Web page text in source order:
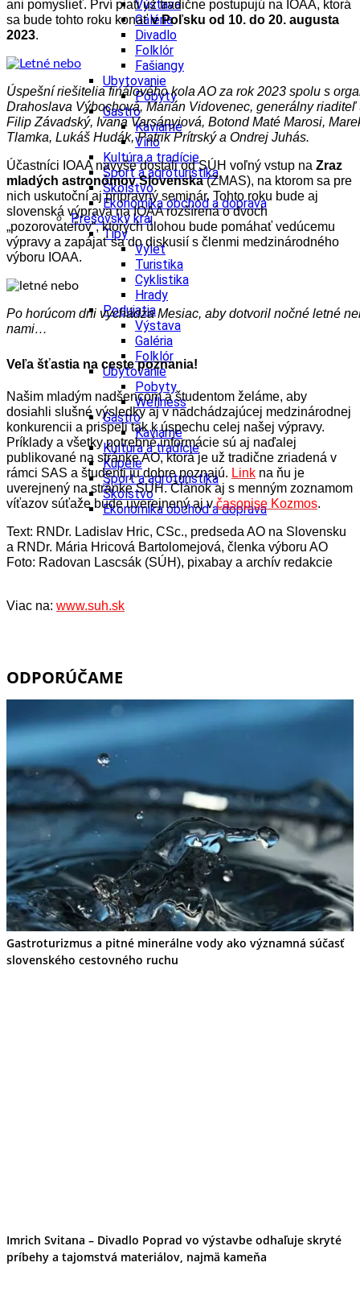
Výstava
Galéria
Divadlo
Folklór
Fašiangy
Ubytovanie
Pobyty
Gastro
Kaviarne
Víno
Kultúra a tradície
Šport a agroturistika
Školstvo
Ekonomika obchod a doprava
Prešovský kraj
Tipy
Výlet
Turistika
Cyklistika
Hrady
Podujatia
Výstava
Galéria
Folklór
Ubytovanie
Pobyty
Wellness
Gastro
Kaviarne
Kultúra a tradície
Kúpele
Šport a agroturistika
Školstvo
Ekonomika obchod a doprava
ani pomyslieť. Prví piati už tradične postupujú na IOAA, ktorá
sa bude tohto roku konaťv Poľsku od 10. do 20. augusta
2023.
Úspešní riešitelia finálového kola AO za rok 2023 spolu s
Drahoslava Výbochová, Marián Vidovenec, generálny
Filip Závadský, Ivana Varsányiová, Botond Maté Marosi,
Tlamka, Lukáš Hudák, Patrik Prítrský a Ondrej Juhás.
Účastníci IOAA navyše dostali od SÚH voľný vstup na Zraz
mladých astronómov Slovenska(ZMAS), na ktorom sa pre
nich uskutoční aj prípravný seminár. Tohto roku bude aj
slovenská výprava na IOAA rozšírená o dvoch
„pozorovateľov“, ktorých úlohou bude pomáhať vedúcemu
výpravy a zapájať sa do diskusií s členmi medzinárodného
výboru IOAA.
Po horúcom dni vychádza Mesiac, aby dotvoril nočné letné
nami…
Veľa šťastia na ceste poznania!
Našim mladým nadšencom a študentom želáme, aby
dosiahli slušné výsledky aj v nadchádzajúcej medzinárodnej
konkurencii a prispeli tak k úspechu celej našej výpravy.
Príklady a všetky potrebné informácie sú aj naďalej
publikované na stránke AO, ktorá je už tradične zriadená v
rámci SAS a študenti ju dobre poznajú. Link na ňu je
uverejnený na stránke SÚH. Článok aj s menným zoznamom
víťazov súťaže bude uverejnený aj včasopise Kozmos.
Text: RNDr. Ladislav Hric, CSc., predseda AO na Slovensku
a RNDr. Mária Hricová Bartolomejová, členka výboru AO
Foto: Radovan Lascsák (SÚH), pixabay a archív redakcie
Viac na: www.suh.sk
ODPORÚČAME
Gastroturizmus a pitné minerálne vody ako významná súčasť
slovenského cestovného ruchu
Imrich Svitana – Divadlo Poprad vo výstavbe odhaľuje skryté
príbehy a tajomstvá materiálov, najmä kameňa